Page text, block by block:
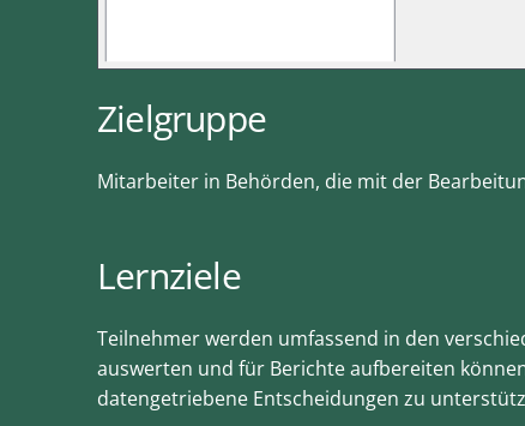
Zielgruppe
Mitarbeiter in Behörden, die mit der
Lernziele
Teilnehmer werden umfassend in den
auswerten und für Berichte aufbereiten
datengetriebene Entscheidungen zu